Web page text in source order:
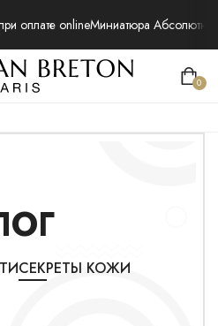
оплате onlineМиниатюра
0
СЕКРЕТЫ КОЖИ